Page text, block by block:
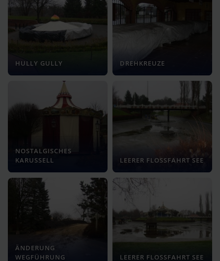
HULLY GULLY DREHKREUZE
NOSTALGISCHES
KARUSSELL
LEERER FLOSSFAHRT SEE
ÄNDERUNG
WEGFÜHRUNG
LEERER FLOSSFAHRT SEE